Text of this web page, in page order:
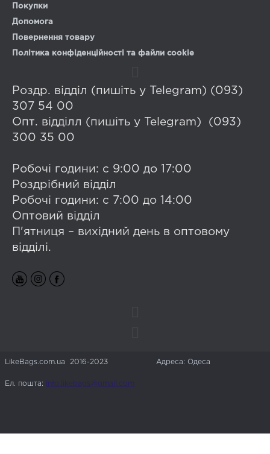
Покупки
Допомога
Повернення товару
Політика конфіденційності та файли cookie
Роздр. відділ (пишіть у Telegram) (093)
307 54 00
Опт. відділл (пишіть у Telegram) (093)
300 35 00
Робочі години: с 9:00 до 17:00
Роздрібний відділ
Робочі години: с 7:00 до 14:00
Оптовий відділ
П'ятниця – вихідний день в оптовому
відділі.
LikeBags.com.ua 2016-2023 Адреса: Одеса
Ел. пошта: info.likebags@gmail.com